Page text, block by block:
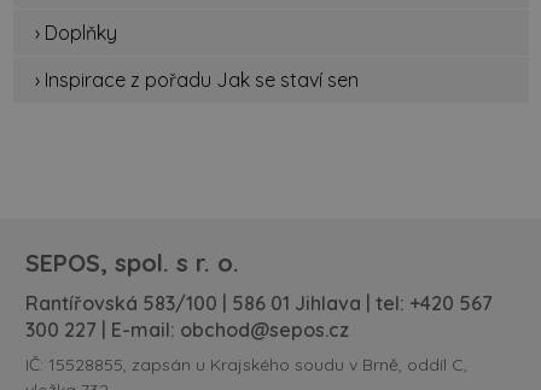
› Doplňky
› Inspirace z pořadu Jak se staví sen
SEPOS, spol. s r. o.
Rantířovská 583/100 | 586 01 Jihlava | tel: +420 567
300 227 | E-mail: obchod@sepos.cz
IČ: 15528855, zapsán u Krajského soudu v Brně, oddíl C,